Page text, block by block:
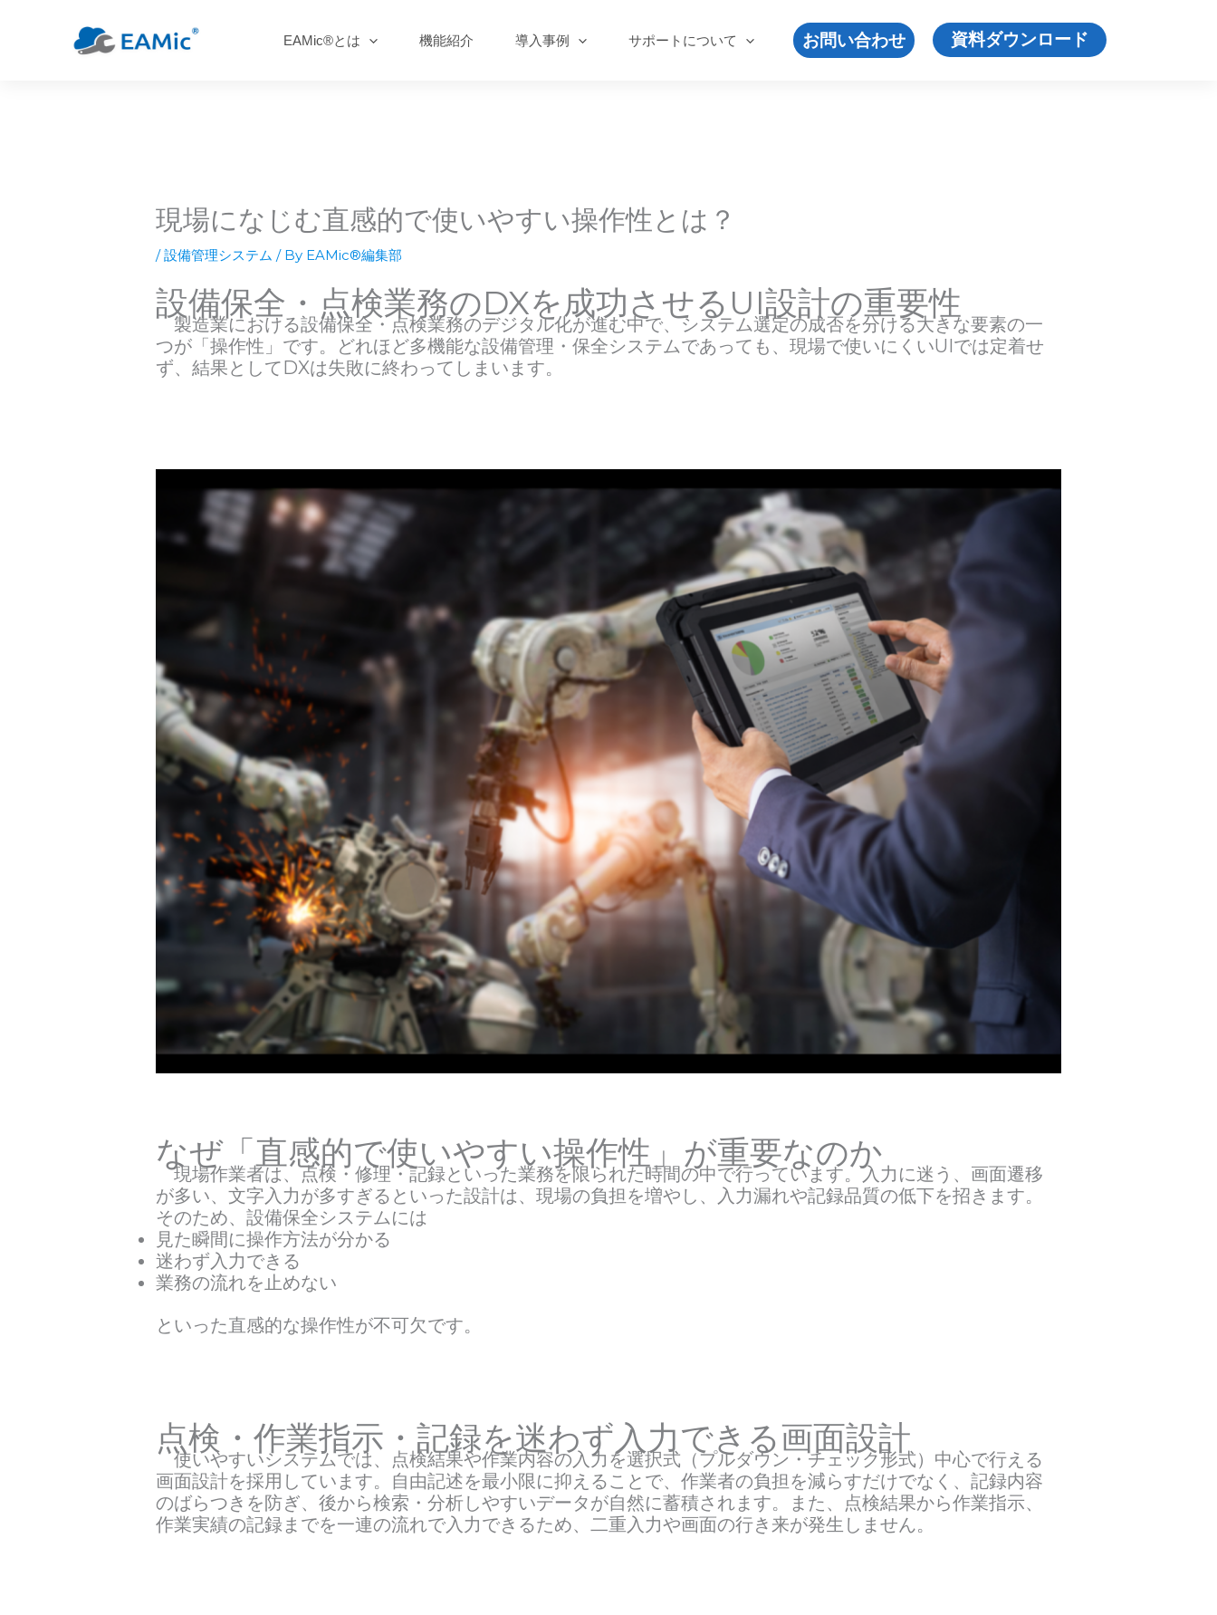
EAMic®とは 機能紹介 導入事例 サポートについて お問い合わせ 資料ダウンロード
現場になじむ直感的で使いやすい操作性とは？
/設備管理システム / By EAMic®編集部
設備保全・点検業務のDXを成功させるUI設計の重要性
製造業における設備保全・点検業務のデジタル化が進む中で、システム選定の成否を分ける大きな要素の一
つが「操作性」です。どれほど多機能な設備管理・保全システムであっても、現場で使いにくいUIでは定着せ
ず、結果としてDXは失敗に終わってしまいます。
なぜ「直感的で使いやすい操作性」が重要なのか
現場作業者は、点検・修理・記録といった業務を限られた時間の中で行っています。入力に迷う、画面遷移
が多い、文字入力が多すぎるといった設計は、現場の負担を増やし、入力漏れや記録品質の低下を招きます。
そのため、設備保全システムには
見た瞬間に操作方法が分かる
迷わず入力できる
業務の流れを止めない
といった直感的な操作性が不可欠です。
点検・作業指示・記録を迷わず入力できる画面設計
使いやすいシステムでは、点検結果や作業内容の入力を選択式（プルダウン・チェック形式）中心で行える
画面設計を採用しています。自由記述を最小限に抑えることで、作業者の負担を減らすだけでなく、記録内容
のばらつきを防ぎ、後から検索・分析しやすいデータが自然に蓄積されます。また、点検結果から作業指示、
作業実績の記録までを一連の流れで入力できるため、二重入力や画面の行き来が発生しません。